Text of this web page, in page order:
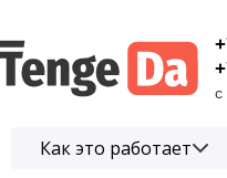
с
Как это работает